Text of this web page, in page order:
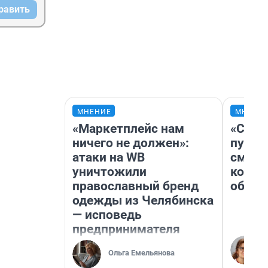
МНЕНИЕ
«Маркетплейс нам
ничего не должен»:
атаки на WB
уничтожили
православный бренд
одежды из Челябинска
— исповедь
предпринимателя
Ольга Емельянова